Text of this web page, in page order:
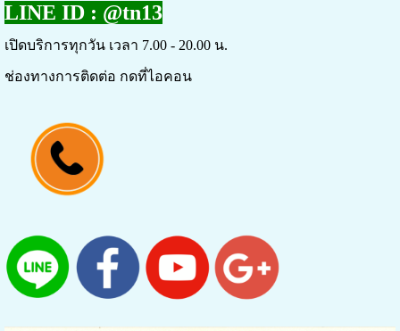
LINE ID : @tn13
เปิดบริการทุกวัน เวลา 7.00 - 20.00 น.
ช่องทางการติดต่อ กดที่ไอคอน